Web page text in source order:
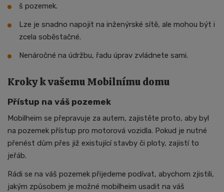
š pozemek.
Lze je snadno napojit na inženýrské sítě, ale mohou být i
zcela soběstačné.
Nenáročné na údržbu, řadu úprav zvládnete sami.
Kroky k vašemu Mobilnímu domu
Přístup na váš pozemek
Mobilheim se přepravuje za autem, zajistěte proto, aby byl
na pozemek přístup pro motorová vozidla. Pokud je nutné
přenést dům přes již existující stavby či ploty, zajistí to
jeřáb.
Rádi se na váš pozemek přijedeme podívat, abychom zjistili,
jakým způsobem je možné mobilheim usadit na váš